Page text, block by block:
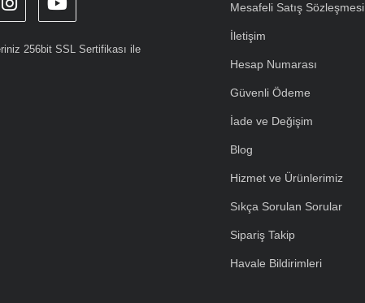
256bit SSL Sertifikası ile
Mesafeli Satış Sözleşmesi
İletişim
Hesap Numarası
Güvenli Ödeme
İade ve Değişim
Blog
Hizmet ve Ürünlerimiz
Sıkça Sorulan Sorular
Sipariş Takip
Havale Bildirimleri